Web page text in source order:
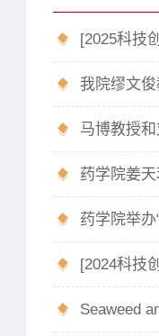
我院缪文
马博教授
药学院举
Seaweed